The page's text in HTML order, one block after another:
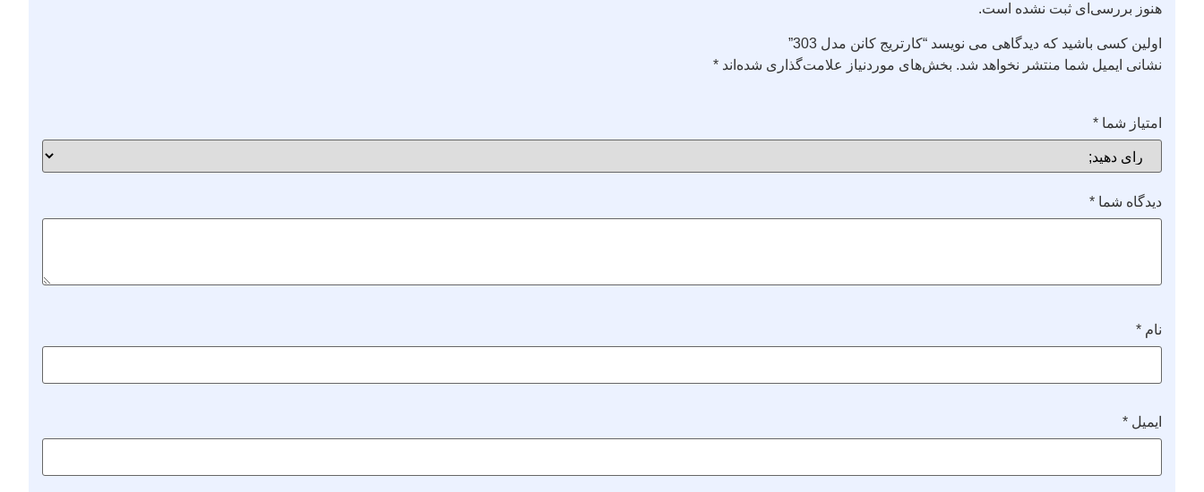
هنوز بررسی‌ای ثبت نشده است.
اولین کسی باشید که دیدگاهی می نویسد “کارتریج کانن مدل 303”
نشانی ایمیل شما منتشر نخواهد شد. بخش‌های موردنیاز علامت‌گذاری شده‌اند *
امتیاز شما *
دیدگاه شما *
نام *
ایمیل *